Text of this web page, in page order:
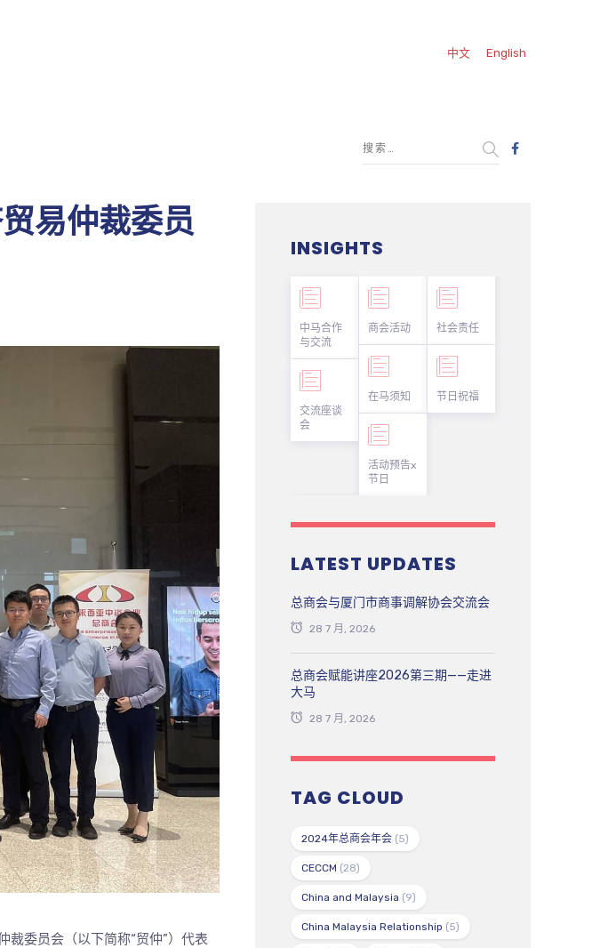
中文 English
易仲裁委员
委员会（以下简称“贸仲”）代表
INSIGHTS
中马合作
与交流
交流座谈
会
商会活动
在马须知
活动预告x
节日
社会责任
节日祝福
LATEST UPDATES
总商会与厦门市商事调解协会交流会
28 7 月, 2026
总商会赋能讲座2026第三期——走进
大马
28 7 月, 2026
TAG CLOUD
2024年总商会年会 (5)
CECCM (28)
China and Malaysia (9)
China Malaysia Relationship (5)